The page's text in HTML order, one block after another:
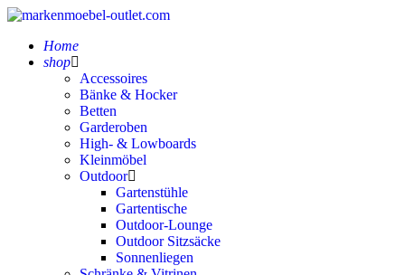
Home
shop
Accessoires
Bänke & Hocker
Betten
Garderoben
High- & Lowboards
Kleinmöbel
Outdoor
Gartenstühle
Gartentische
Outdoor-Lounge
Outdoor Sitzsäcke
Sonnenliegen